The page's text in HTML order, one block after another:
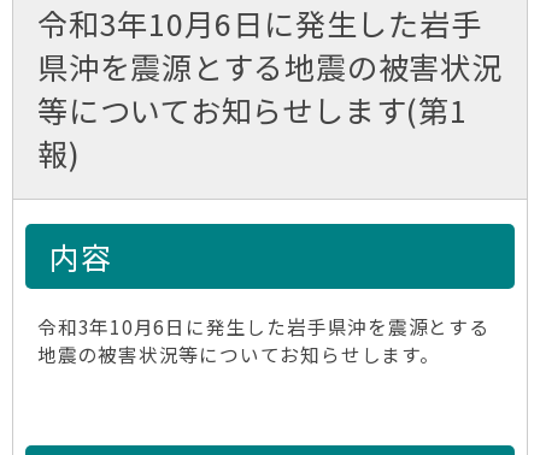
令和3年10月6日に発生した岩手
県沖を震源とする地震の被害状況
等についてお知らせします(第1
報)
内容
令和3年10月6日に発生した岩手県沖を震源とする
地震の被害状況等についてお知らせします。